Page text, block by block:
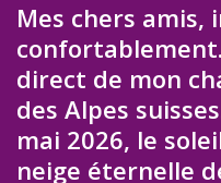
Mes chers amis,
direct de mon
des Alpes
mai 2026, le
neige éternelle